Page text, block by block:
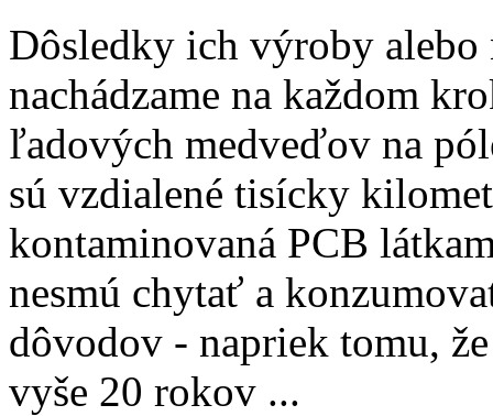
Dôsledky ich výroby
nachádzame na každom
ľadových medveďov na
sú vzdialené tisícky
kontaminovaná PCB
nesmú chytať a
dôvodov - napriek tomu,
vyše 20 rokov ...